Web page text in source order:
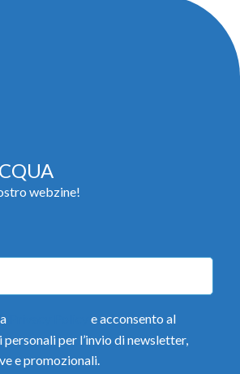
webzine!
e acconsento al
per l’invio di newsletter,
e promozionali.